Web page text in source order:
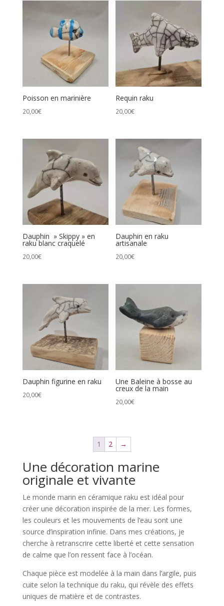
Poisson en marinière
20,00€
Requin raku
20,00€
Dauphin » Skippy » en
raku blanc craquelé
20,00€
Dauphin en raku
artisanale
20,00€
Dauphin figurine en raku
20,00€
Une Baleine à bosse au
creux de la main
20,00€
1 2 →
Une décoration marine
originale et vivante
Le monde marin en céramique raku est idéal pour
créer une décoration inspirée de la mer. Les formes,
les couleurs et les mouvements de l’eau sont une
source d’inspiration infinie. Dans mes créations, je
cherche à retranscrire cette liberté et cette sensation
de calme que l’on ressent face à l’océan.
Chaque pièce est modelée à la main dans l’argile, puis
cuite selon la technique du raku, qui révèle des effets
uniques de matière et de contrastes.